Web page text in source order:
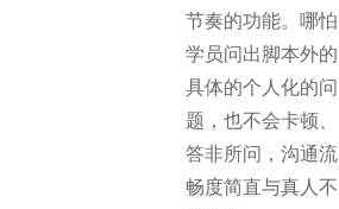
节奏的功能。哪怕
学员问出脚本外的
具体的个人化的问
题，也不会卡顿、
答非所问，沟通流
畅度简直与真人不